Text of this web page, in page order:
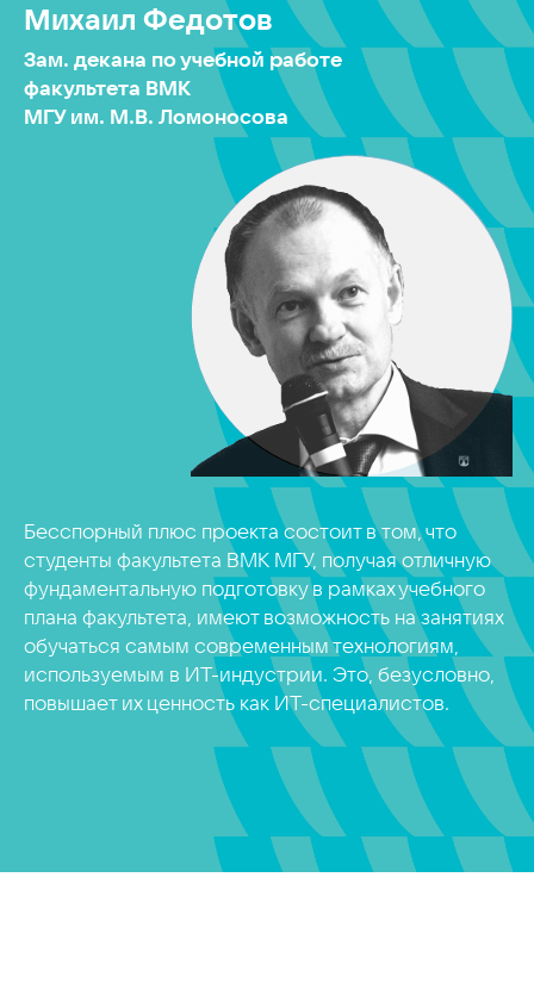
Михаил Федотов
Зам. декана по учебной работе
факультета ВМК
МГУ им. М.В. Ломоносова
Бесспорный плюс проекта состоит в том, что
студенты факультета ВМК МГУ, получая отличную
фундаментальную подготовку в рамках учебного
плана факультета, имеют возможность на занятиях
обучаться самым современным технологиям,
используемым в ИТ-индустрии. Это, безусловно,
повышает их ценность как ИТ-специалистов.